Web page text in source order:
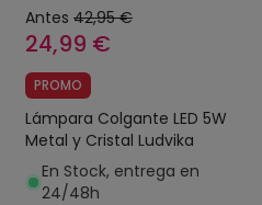
Antes 42,95 €
24,99 €
PROMO
Lámpara Colgante LED 5W
Metal y Cristal Ludvika
En Stock, entrega en
24/48h